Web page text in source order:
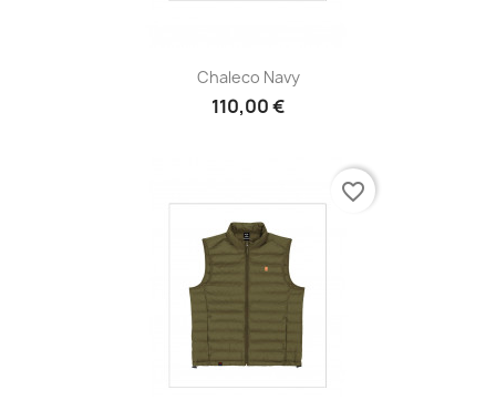
Chaleco Navy
110,00 €
favorite_border